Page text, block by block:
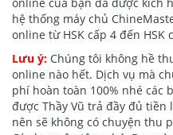
hệ thống máy chủ
online từ HSK cấp 4 đến
Lưu ý: Chúng tôi không hề
online nào hết. Dịch vụ mà
phí hoàn toàn 100% nhé các
được Thầy Vũ trả đầy đủ
nên sẽ không có chuyện thu